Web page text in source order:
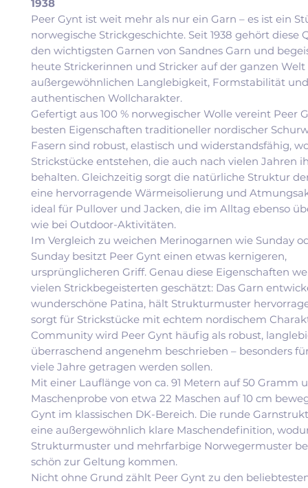
1938
Peer Gynt ist weit mehr als nur ein Garn – es ist ein
norwegische Strickgeschichte. Seit 1938 gehört diese
den wichtigsten Garnen von Sandnes Garn und
heute Strickerinnen und Stricker auf der ganzen
außergewöhnlichen Langlebigkeit, Formstabilität
authentischen Wollcharakter.
Gefertigt aus 100 % norwegischer Wolle vereint Peer
besten Eigenschaften traditioneller nordischer
Fasern sind robust, elastisch und widerstandsfähig,
Strickstücke entstehen, die auch nach vielen Jahren
behalten. Gleichzeitig sorgt die natürliche Struktur
eine hervorragende Wärmeisolierung und
ideal für Pullover und Jacken, die im Alltag ebenso
wie bei Outdoor-Aktivitäten.
Im Vergleich zu weichen Merinogarnen wie Sunday
Sunday besitzt Peer Gynt einen etwas kernigeren,
ursprünglicheren Griff. Genau diese Eigenschaften
vielen Strickbegeisterten geschätzt: Das Garn
wunderschöne Patina, hält Strukturmuster
sorgt für Strickstücke mit echtem nordischem
Community wird Peer Gynt häufig als robust,
überraschend angenehm beschrieben – besonders
viele Jahre getragen werden sollen.
Mit einer Lauflänge von ca. 91 Metern auf 50 Gramm
Maschenprobe von etwa 22 Maschen auf 10 cm
Gynt im klassischen DK-Bereich. Die runde
eine außergewöhnlich klare Maschendefinition,
Strukturmuster und mehrfarbige Norwegermuster
schön zur Geltung kommen.
Nicht ohne Grund zählt Peer Gynt zu den